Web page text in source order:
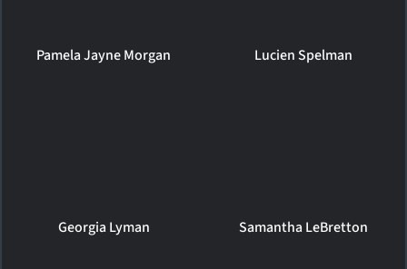
Pamela Jayne Morgan Lucien Spelman
Georgia Lyman Samantha LeBretton